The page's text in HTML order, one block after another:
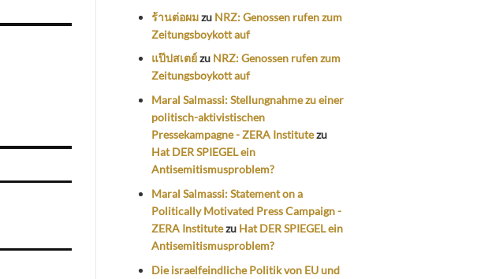
ร้านต่อผมzu NRZ: Genossen rufen zum
Zeitungsboykott auf
แป๊ปสเตย์zu NRZ: Genossen rufen zum
Zeitungsboykott auf
Maral Salmassi: Stellungnahme zu einer
politisch-aktivistischen
Pressekampagne - ZERA Institutezu
Hat DER SPIEGEL ein
Antisemitismusproblem?
Maral Salmassi: Statement on a
Politically Motivated Press Campaign -
ZERA Institutezu Hat DER SPIEGEL ein
Antisemitismusproblem?
Die israelfeindliche Politik von EU und